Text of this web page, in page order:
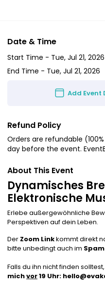
About This Event
Dynamisches
Elektronische
Erlebe außergewöhnliche
Perspektiven auf dein Leben.
Der Zoom Linkkommt direkt
bitte unbedingt auch im Spam
Falls du ihn nicht finden
michvor19 Uhr:
Date & Time
Start Time - Tue, Jul 21, 2026
End Time - Tue, Jul 21, 2026
Add
Refund Policy
Orders are refundable
day before the event.